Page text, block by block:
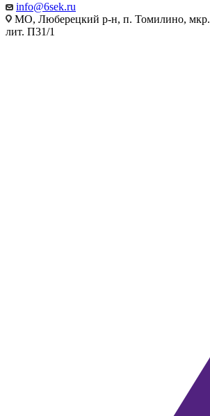
info@6sek.ru
МО, Люберецкий р-н, п. Томилино, мкр.
лит. П31/1